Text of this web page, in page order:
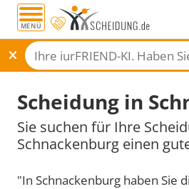
MENÜ
Scheidung in
Sie suchen für Ihre
Schnackenburg einen
"In Schnackenburg haben Sie